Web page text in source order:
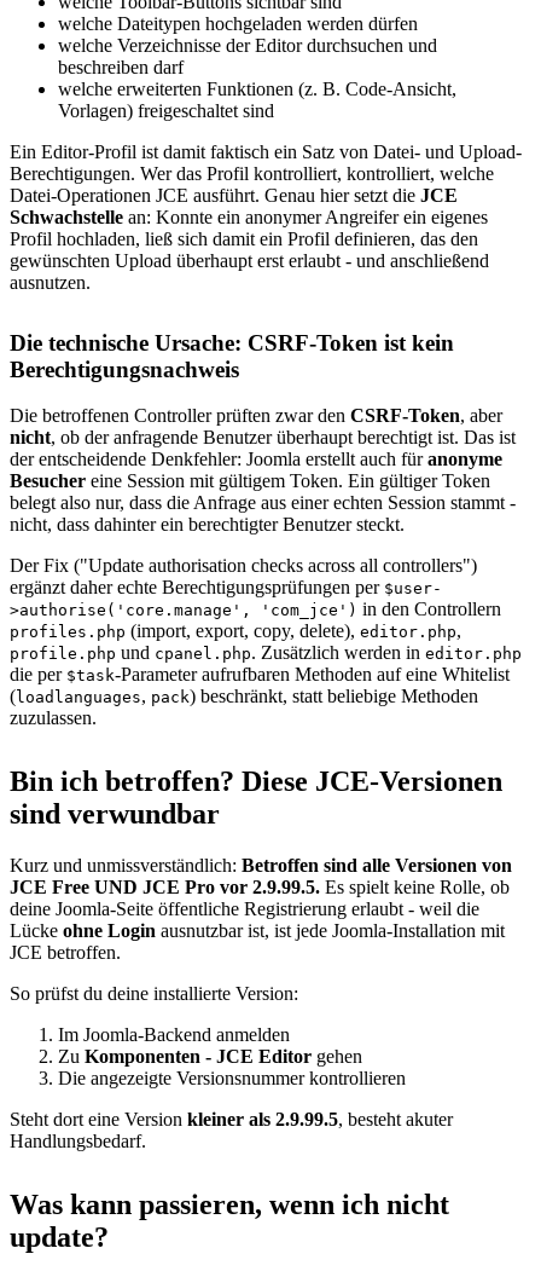
welche Dateitypen hochgeladen werden dürfen
welche Verzeichnisse der Editor durchsuchen und
beschreiben darf
welche erweiterten Funktionen (z. B. Code-Ansicht,
Vorlagen) freigeschaltet sind
Ein Editor-Profil ist damit faktisch ein Satz von Datei- und Upload-
Berechtigungen. Wer das Profil kontrolliert, kontrolliert, welche
Datei-Operationen JCE ausführt. Genau hier setzt die JCE
Schwachstelle an: Konnte ein anonymer Angreifer ein eigenes
Profil hochladen, ließ sich damit ein Profil definieren, das den
gewünschten Upload überhaupt erst erlaubt - und anschließend
ausnutzen.
Die technische Ursache: CSRF-Token ist kein
Berechtigungsnachweis
Die betroffenen Controller prüften zwar den CSRF-Token, aber
nicht, ob der anfragende Benutzer überhaupt berechtigt ist. Das ist
der entscheidende Denkfehler: Joomla erstellt auch füranonyme
Besucher eine Session mit gültigem Token. Ein gültiger Token
belegt also nur, dass die Anfrage aus einer echten Session stammt -
nicht, dass dahinter ein berechtigter Benutzer steckt.
Der Fix ("Update authorisation checks across all controllers")
ergänzt daher echte Berechtigungsprüfungen per $user-
>authorise('core.manage', 'com_jce') in den Controllern
profiles.php (import, export, copy, delete), editor.php,
profile.php und cpanel.php. Zusätzlich werden in editor.php
die per $task-Parameter aufrufbaren Methoden auf eine Whitelist
(loadlanguages, pack) beschränkt, statt beliebige Methoden
zuzulassen.
Bin ich betroffen? Diese JCE-Versionen
sind verwundbar
Kurz und unmissverständlich: Betroffen sind alle Versionen von
JCE Free UND JCE Pro vor 2.9.99.5. Es spielt keine Rolle, ob
deine Joomla-Seite öffentliche Registrierung erlaubt - weil die
Lücke ohne Login ausnutzbar ist, ist jede Joomla-Installation mit
JCE betroffen.
So prüfst du deine installierte Version:
Im Joomla-Backend anmelden
Zu Komponenten - JCE Editor gehen
Die angezeigte Versionsnummer kontrollieren
Steht dort eine Version kleiner als 2.9.99.5, besteht akuter
Handlungsbedarf.
Was kann passieren, wenn ich nicht
update?